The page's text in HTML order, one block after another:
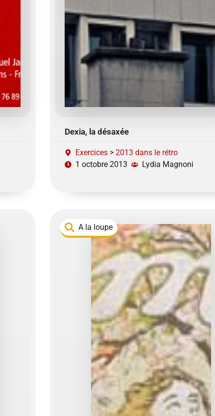
Dexia, la désaxée
Exercices >2013 dans le rétro
1 octobre 2013
Lydia Magnoni
A la loupe